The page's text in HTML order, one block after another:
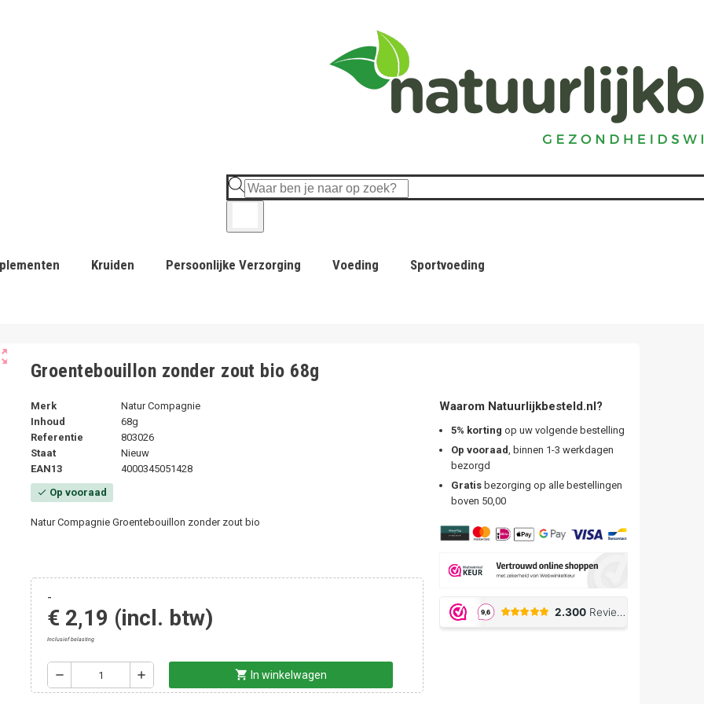
Kruiden Persoonlijke Verzorging Voeding Sportvoeding
Groentebouillon zonder zout bio 68g
Merk
Natur Compagnie
Inhoud
68g
Referentie
803026
Staat
Nieuw
EAN13
4000345051428
check Op vooraad
Natur Compagnie Groentebouillon zonder zout bio
-
€ 2,19 (incl. btw)
Inclusief belasting
remove add shopping_cart In winkelwagen
Waarom Natuurlijkbesteld.nl?
5% korting op uw volgende bestelling
Op vooraad, binnen 1-3 werkdagen
bezorgd
Gratisbezorging op alle bestellingen
boven 50,00